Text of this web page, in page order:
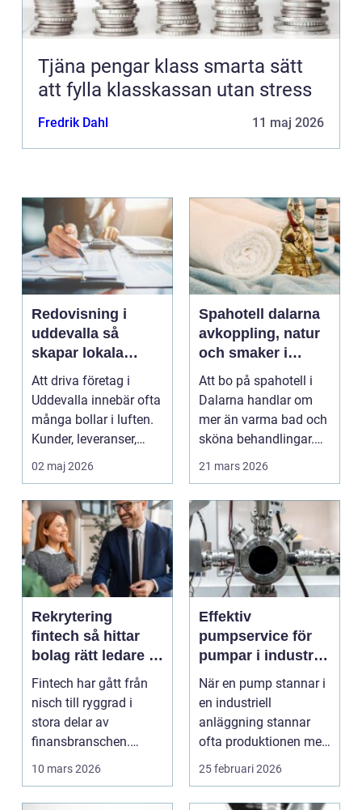
Tjäna pengar klass smarta sätt
att fylla klasskassan utan stress
Fredrik Dahl 11 maj 2026
Redovisning i
uddevalla så
skapar lokala
företag trygg
ekonomi
Att driva företag i
Uddevalla innebär ofta
många bollar i luften.
Kunder, leveranser,
personal och m...
02 maj 2026
Spahotell dalarna
avkoppling, natur
och smaker i
hjärtat av
landskapet
Att bo på spahotell i
Dalarna handlar om
mer än varma bad och
sköna behandlingar.
Kombinationen av s...
21 mars 2026
Rekrytering
fintech så hittar
bolag rätt ledare i
en reglerad
tillväxtbransch
Fintech har gått från
nisch till ryggrad i
stora delar av
finansbranschen.
Bolag bygger nya
10 mars 2026
Effektiv
pumpservice för
pumpar i industrin
– så undviker du
kostsamma
driftstopp
När en pump stannar i
en industriell
anläggning stannar
ofta produktionen med
den. Fö...
25 februari 2026